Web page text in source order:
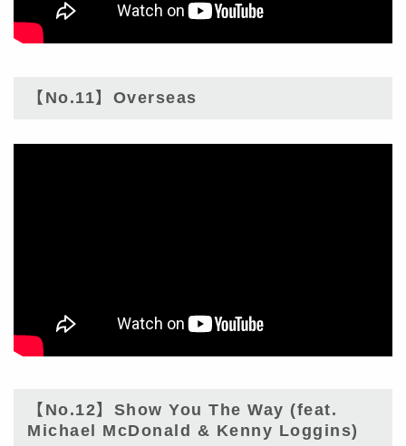
【No.11】Overseas
【No.12】Show You The Way (feat.
Michael McDonald & Kenny Loggins)